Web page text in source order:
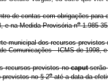
de contas com obrigações para
e na Medida Provisória no1.985-
municipal dos recursos previstos
Comunicações - ICMS de 1998,
recursos previstos nocaputserão
previstos no § 2oaté a data da